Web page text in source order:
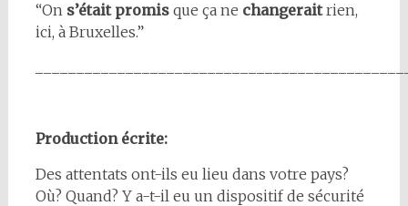
“On s’était promisque ça ne changeraitrien,
ici, à Bruxelles.”
Production écrite:
Des attentats ont-ils eu lieu dans votre pays?
Où? Quand? Y a-t-il eu un dispositif de sécurité